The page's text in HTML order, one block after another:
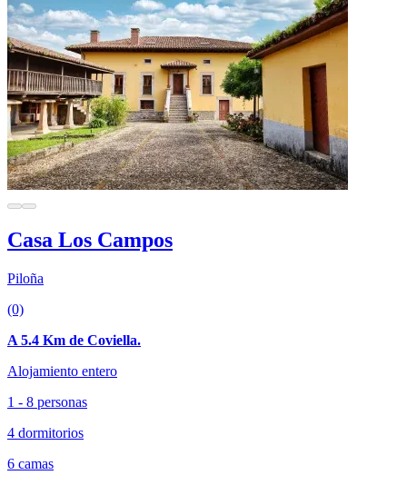
Casa Los Campos
Piloña
(0)
A 5.4 Km de Coviella.
Alojamiento entero
1 - 8 personas
4 dormitorios
6 camas